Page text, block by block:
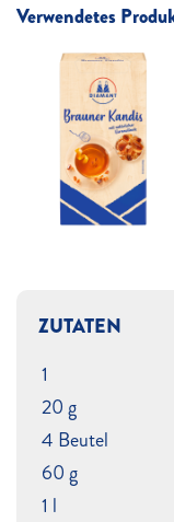
Verwendetes
ZUTATEN
1
20 g
4 Beutel
60 g
1 l